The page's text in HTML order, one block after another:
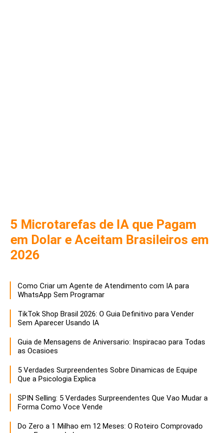
5 Microtarefas de IA que Pagam
em Dolar e Aceitam Brasileiros em
2026
Como Criar um Agente de Atendimento com IA para
WhatsApp Sem Programar
TikTok Shop Brasil 2026: O Guia Definitivo para Vender
Sem Aparecer Usando IA
Guia de Mensagens de Aniversario: Inspiracao para Todas
as Ocasioes
5 Verdades Surpreendentes Sobre Dinamicas de Equipe
Que a Psicologia Explica
SPIN Selling: 5 Verdades Surpreendentes Que Vao Mudar a
Forma Como Voce Vende
Do Zero a 1 Milhao em 12 Meses: O Roteiro Comprovado